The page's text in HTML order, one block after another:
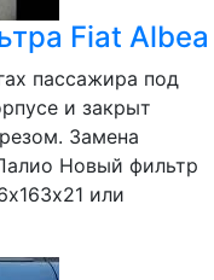
Fiat Albea
пассажира под
и закрыт
Замена
Новый фильтр
или